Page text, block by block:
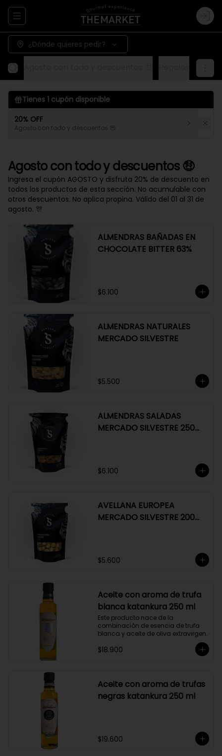
Abrir menu de navegación Login
¿Dónde quieres pedir?
Tienes 1 cupón disponible
20% OFF
Agosto con todo y descuentos 😎
Agosto con todo y descuentos 🤑
Ingresa el cupón AGOSTO y disfruta 20% de descuento en
todos los productos de esta sección. No acumulable con
otros descuentos. No aplica propina. Válido del 01 al 31 de
agosto. 🎊
ALMENDRAS BAÑADAS EN
CHOCOLATE BITTER 63%
$6.100
ALMENDRAS NATURALES
MERCADO SILVESTRE
$5.500
ALMENDRAS SALADAS
MERCADO SILVESTRE 250
$6.100
AVELLANA EUROPEA
MERCADO SILVESTRE 200
$5.600
Aceite con aroma de trufa
blanca katankura 250 ml
Este producto nace de la
combinación de esencia de trufa
blanca y aceite de oliva extravirgen.
$18.900
Aceite con aroma de trufas
negras katankura 250 ml
$19.600